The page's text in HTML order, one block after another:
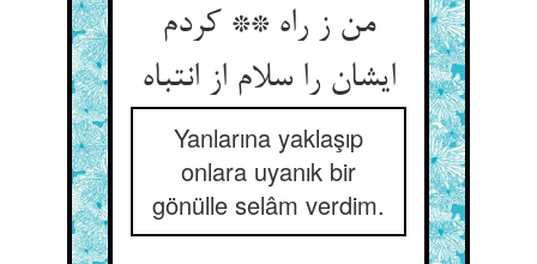
من ز راه ** کردم
ایشان را سلام از انتباه
Yanlarına yaklaşıp
onlara uyanık bir
gönülle selâm verdim.